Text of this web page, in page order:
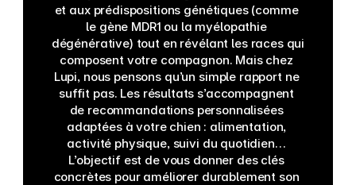
et aux prédispositions génétiques (comme
le gène MDR1 ou la myélopathie
dégénérative) tout en révélant les races qui
composent votre compagnon. Mais chez
Lupi, nous pensons qu’un simple rapport ne
suffit pas. Les résultats s’accompagnent
de recommandations personnalisées
adaptées à votre chien : alimentation,
activité physique, suivi du quotidien…
L’objectif est de vous donner des clés
concrètes pour améliorer durablement son